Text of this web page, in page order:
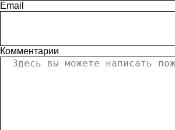
Email
Комментарии